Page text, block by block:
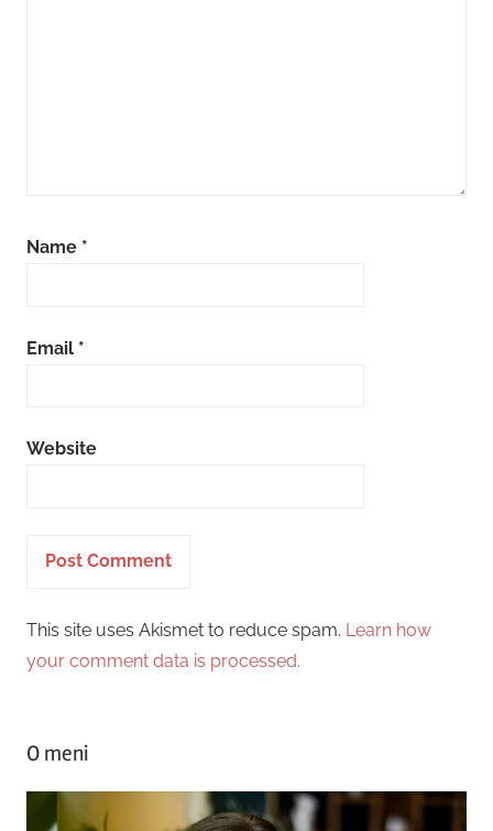
Name *
Email *
Website
This site uses Akismet to reduce spam. Learn how
your comment data is processed.
O meni